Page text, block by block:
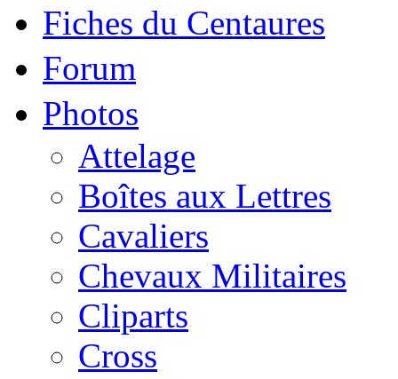
Fiches du Centaures
Forum
Photos
Attelage
Boîtes aux Lettres
Cavaliers
Chevaux Militaires
Cliparts
Cross